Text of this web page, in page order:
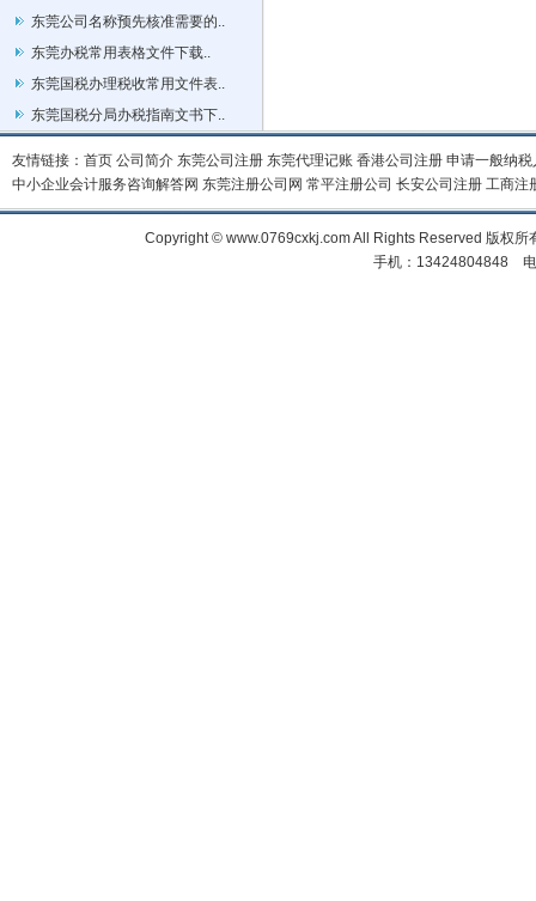
东莞公司名称预先核准需要的..
东莞办税常用表格文件下载..
东莞国税办理税收常用文件表..
东莞国税分局办税指南文书下..
友情链接： 首页 公司简介 东莞公司注册 东莞代理记账 香港公司注册 申请一般纳税
中小企业会计服务咨询解答网 东莞注册公司网 常平注册公司 长安公司注册 工商注
Copyright © www.0769cxkj.com All Rights Reserved 版权
手机：13424804848